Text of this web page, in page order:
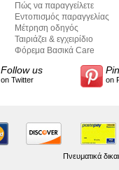
Πώς να παραγγείλετε
Εντοπισμός παραγγελίας
Μέτρηση οδηγός
Ταιριάζει & εγχειρίδιο
σύνταξης κειμένων
Φόρεμα Βασικά Care
Follow us
on Twitter on
Πνευματικά